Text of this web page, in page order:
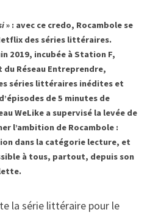
» : avec ce credo, Rocambole se
des séries littéraires.
2019, incubée à Station F,
du Réseau Entreprendre,
séries littéraires inédites et
de 5 minutes de
WeLike a supervisé la levée de
l’ambition de Rocambole :
dans la catégorie lecture, et
à tous, partout, depuis son
la série littéraire pour le